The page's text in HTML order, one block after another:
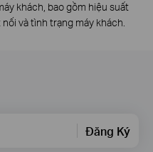
khách, bao gồm hiệu suất
và tình trạng máy khách.
Đăng Ký